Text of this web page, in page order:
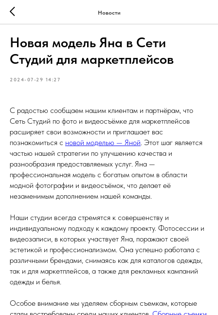
Новости
Новая модель Яна в Сети
Студий для маркетплейсов
2024-07-29 14:27
С радостью сообщаем нашим клиентам и партнёрам, что
Сеть Студий по фото и видеосъёмке для маркетплейсов
расширяет свои возможности и приглашает вас
познакомиться с новой моделью — Яной. Этот шаг является
частью нашей стратегии по улучшению качества и
разнообразия предоставляемых услуг. Яна —
профессиональная модель с богатым опытом в области
модной фотографии и видеосъёмок, что делает её
незаменимым дополнением нашей команды.
Наши студии всегда стремятся к совершенству и
индивидуальному подходу к каждому проекту. Фотосессии и
видеозаписи, в которых участвует Яна, поражают своей
эстетикой и профессионализмом. Она успешно работала с
различными брендами, снимаясь как для каталогов одежды,
так и для маркетплейсов, а также для рекламных кампаний
одежды и белья.
Особое внимание мы уделяем сборным съемкам, которые